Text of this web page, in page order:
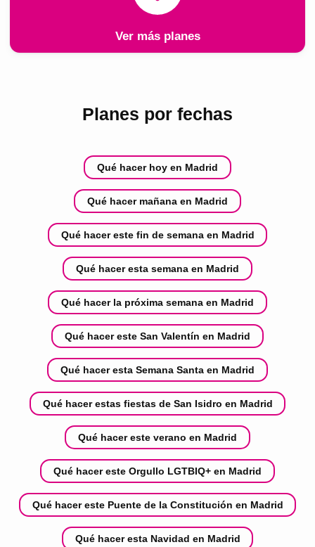
Ver más planes
Planes por fechas
Qué hacer hoy en Madrid
Qué hacer mañana en Madrid
Qué hacer este fin de semana en Madrid
Qué hacer esta semana en Madrid
Qué hacer la próxima semana en Madrid
Qué hacer este San Valentín en Madrid
Qué hacer esta Semana Santa en Madrid
Qué hacer estas fiestas de San Isidro en Madrid
Qué hacer este verano en Madrid
Qué hacer este Orgullo LGTBIQ+ en Madrid
Qué hacer este Puente de la Constitución en Madrid
Qué hacer esta Navidad en Madrid